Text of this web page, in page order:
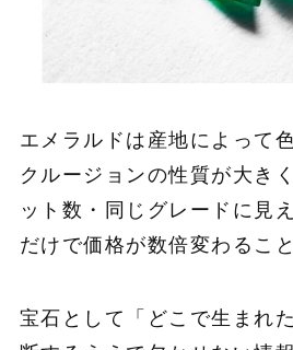
エメラルドは産地によって
クルージョンの性質が大き
ット数・同じグレードに見
だけで価格が数倍変わるこ
宝石として「どこで生まれ